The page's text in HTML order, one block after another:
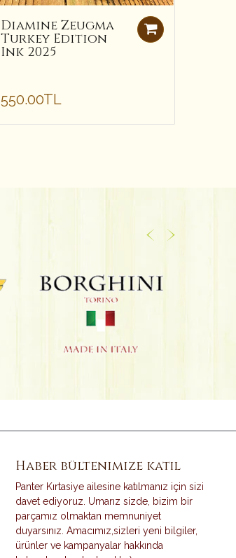
Diamine Zeugma
Turkey Edition
Ink 2025
550.00TL
Haber bültenimize katıl
Panter Kırtasiye ailesine katılmanız için sizi
davet ediyoruz. Umarız sizde, bizim bir
parçamız olmaktan memnuniyet
duyarsınız. Amacımız,sizleri yeni bilgiler,
ürünler ve kampanyalar hakkında